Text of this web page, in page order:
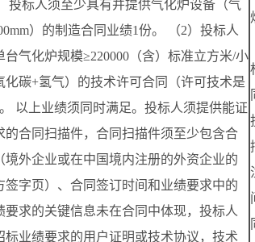
投标人须至少具有并提供气化炉设备（气
）的制造合同业绩1份。 （2）投标人
气化炉规模≥220000（含）标准立方米/小
化碳+氢气）的技术许可合同（许可技术是
以上业绩须同时满足。投标人须提供能证
的合同扫描件，合同扫描件须至少包含合
境外企业或在中国境内注册的外资企业的
签字页）、合同签订时间和业绩要求中的
要求的关键信息未在合同中体现，投标人
标业绩要求的用户证明或技术协议，技术